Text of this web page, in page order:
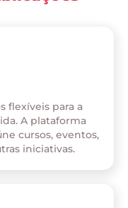
flexíveis para a
A plataforma
cursos, eventos,
iniciativas.